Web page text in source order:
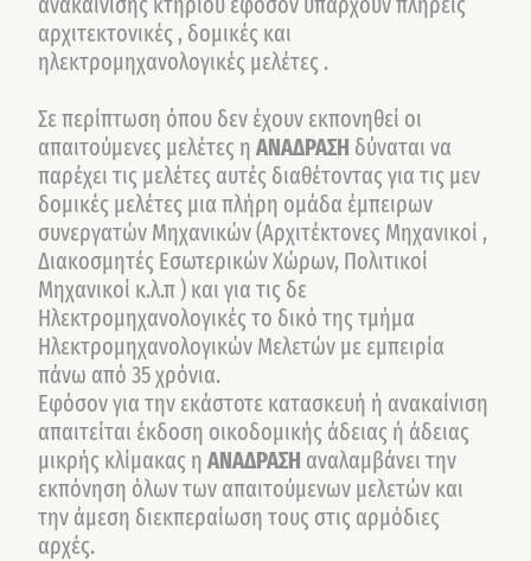
αρχιτεκτονικές , δομικές και
ηλεκτρομηχανολογικές μελέτες .
Σε περίπτωση όπου δεν έχουν εκπονηθεί οι
απαιτούμενες μελέτες η ΑΝΑΔΡΑΣΗ δύναται να
παρέχει τις μελέτες αυτές διαθέτοντας για τις μεν
δομικές μελέτες μια πλήρη ομάδα έμπειρων
συνεργατών Μηχανικών (Αρχιτέκτονες Μηχανικοί ,
Διακοσμητές Εσωτερικών Χώρων, Πολιτικοί
Μηχανικοί κ.λ.π ) και για τις δε
Ηλεκτρομηχανολογικές το δικό της τμήμα
Ηλεκτρομηχανολογικών Μελετών με εμπειρία
πάνω από 35 χρόνια.
Εφόσον για την εκάστοτε κατασκευή ή ανακαίνιση
απαιτείται έκδοση οικοδομικής άδειας ή άδειας
μικρής κλίμακας η ΑΝΑΔΡΑΣΗ αναλαμβάνει την
εκπόνηση όλων των απαιτούμενων μελετών και
την άμεση διεκπεραίωση τους στις αρμόδιες
αρχές.